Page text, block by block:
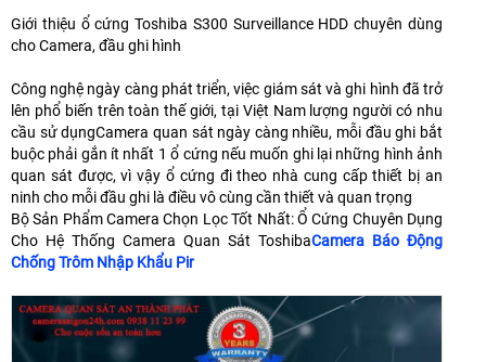
Giới thiệu ổ cứng Toshiba S300 Surveillance HDD chuyên dùng
cho Camera, đầu ghi hình
Công nghệ ngày càng phát triển, việc giám sát và ghi hình đã trở
lên phổ biến trên toàn thế giới, tại Việt Nam lượng người có nhu
cầu sử dụngCamera quan sát ngày càng nhiều, mỗi đầu ghi bắt
buộc phải gắn ít nhất 1 ổ cứng nếu muốn ghi lại những hình ảnh
quan sát được, vì vậy ổ cứng đi theo nhà cung cấp thiết bị an
ninh cho mỗi đầu ghi là điều vô cùng cần thiết và quan trọng
Bộ Sản Phẩm Camera Chọn Lọc Tốt Nhất: Ổ Cứng Chuyên Dụng
Cho Hệ Thống Camera Quan Sát ToshibaCamera Báo Động
Chống Trôm Nhập Khẩu Pir